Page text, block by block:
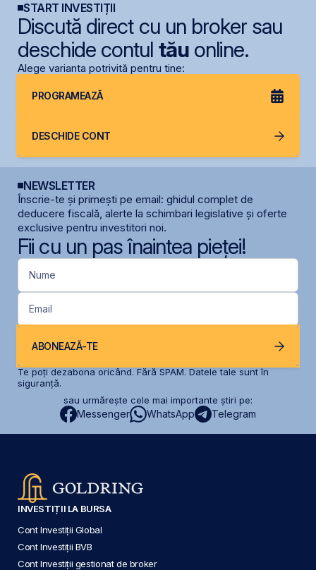
START INVESTIȚII
Discută direct cu un broker sau
deschide contul tăuonline.
Alege varianta potrivită pentru tine:
PROGRAMEAZĂ
DESCHIDE CONT
NEWSLETTER
Înscrie-te și primești pe email: ghidul complet de
deducere fiscală, alerte la schimbari legislative și oferte
exclusive pentru investitori noi.
Fii cu un pas înaintea pieței!
Nume
Email
ABONEAZĂ-TE
Te poți dezabona oricând. Fără SPAM. Datele tale sunt în
siguranță.
sau urmărește cele mai importante știri pe:
Messenger WhatsApp Telegram
INVESTIȚII LA BURSA
Cont Investiții Global
Cont Investiții BVB
Cont Investiții gestionat de broker